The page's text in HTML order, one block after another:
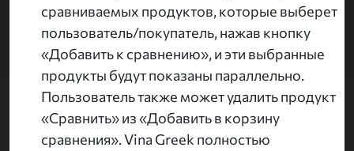
сравниваемых продуктов, которые выберет
пользователь/покупатель, нажав кнопку
«Добавить к сравнению», и эти выбранные
продукты будут показаны параллельно.
Пользователь также может удалить продукт
«Сравнить» из «Добавить в корзину
сравнения». Vina Greek полностью